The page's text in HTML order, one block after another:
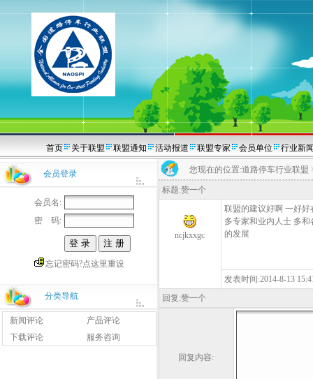
首页 关于联盟 联盟通知 活动报道 联盟专家 会员单位 行业新
会员登录
会员名:
密 码:
忘记密码?点这里重设
分类导航
新闻评论
产品评论
下载评论
服务咨询
您现在的位置:道路停车行业联盟
标题:赞一个
ncjkxxgc
联盟的建议好啊 一好
多专家和业内人士 多
的发展
发表时间:2014-8-13
回复:赞一个
回复内容: